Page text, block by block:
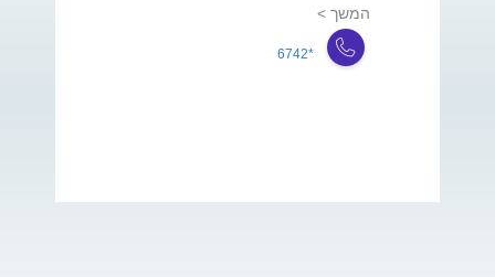
המשך >
*6742